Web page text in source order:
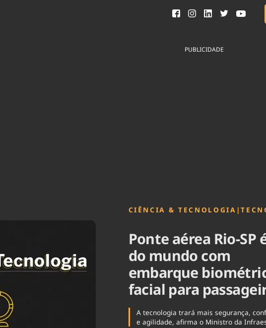
PUBLICIDADE
CIÊNCIA & TECNOLOGIA |
Ponte aérea Rio-SP
do mundo com
embarque
facial para
A tecnologia trará mais segurança,
e agilidade, afirma o Ministro da